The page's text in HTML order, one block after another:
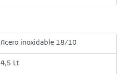
Acero inoxidable 18/10
4,5 Lt